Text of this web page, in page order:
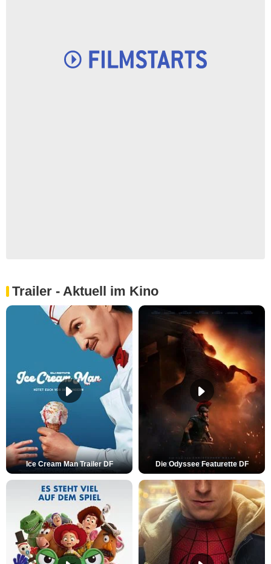
Trailer - Aktuell im Kino
Ice Cream Man Trailer DF Die Odyssee Featurette DF